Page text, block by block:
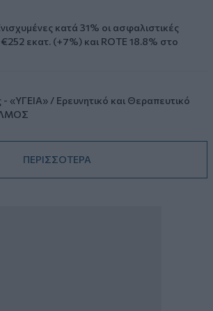
κατά 31% οι ασφαλιστικές
εκατ. (+7%) και ROTE 18.8% στο
«ΥΓΕΙΑ» / Ερευνητικό και Θεραπευτικό
ΠΕΡΙΣΣΟΤΕΡΑ